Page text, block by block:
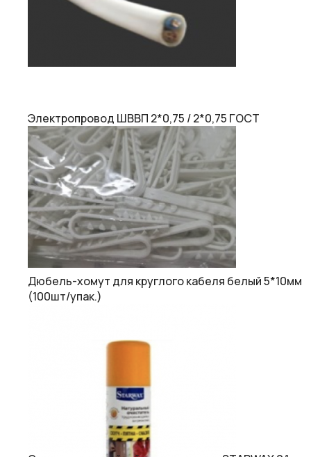
Электропровод ШВВП 2*0,75 / 2*0,75 ГОСТ
Дюбель-хомут для круглого кабеля белый 5*10мм
(100шт/упак.)